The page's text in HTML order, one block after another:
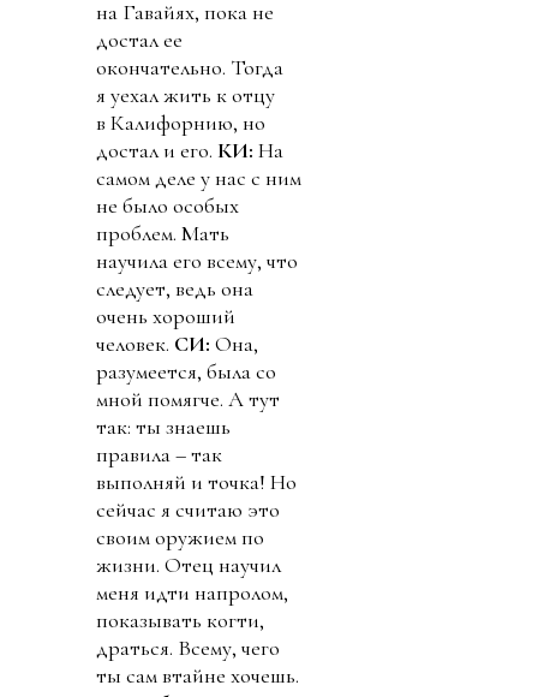
на Га­вайях, пока не
достал ее
окончательно. Тогда
я уехал жить к отцу
в Калифорнию, но
достал и его. КИ: На
самом деле у нас с ним
не было особых
проблем. Мать
научила его всему, что
следует, ведь она
очень хороший
человек. СИ: Она,
разумеется, была со
мной помягче. А тут
так: ты знаешь
правила – так
выполняй и точка! Но
сейчас я считаю это
своим оружием по
жизни. Отец научил
меня идти напролом,
показывать когти,
драться. Всему, чего
ты сам втайне хочешь.